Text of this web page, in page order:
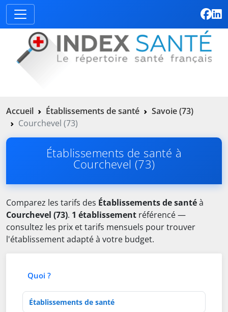
Accueil Établissements de santé
Savoie (73)
Courchevel (73)
Établissements de santé à
Courchevel (73)
Comparez les tarifs des Établissements de santéà
Courchevel (73). 1 établissement référencé —
consultez les prix et tarifs mensuels pour trouver
l'établissement adapté à votre budget.
Quoi ?
Type d'établissement